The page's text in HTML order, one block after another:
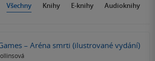
Všechny Knihy E-knihy Audioknihy
– Aréna smrti (ilustrované vydání)